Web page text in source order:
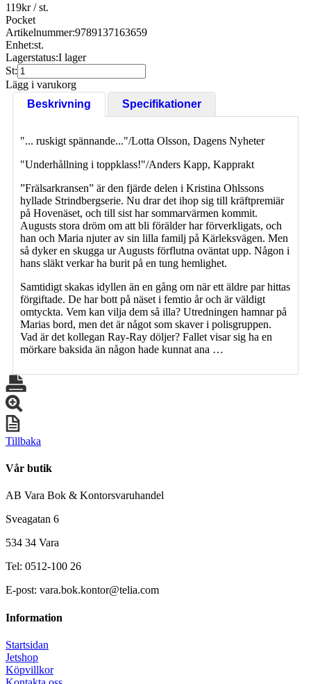
119kr/ st.
Pocket
Artikelnummer:9789137163659
Enhet:st.
Lagerstatus:I lager
St:
Lägg i varukorg
Beskrivning
Specifikationer
"... ruskigt spännande..."/Lotta Olsson, Dagens Nyheter
"Underhållning i toppklass!"/Anders Kapp, Kapprakt
”Frälsarkransen” är den fjärde delen i Kristina Ohlssons
hyllade Strindbergserie. Nu drar det ihop sig till kräftpremiär
på Hovenäset, och till sist har sommarvärmen kommit.
Augusts stora dröm om att bli förälder har förverkligats, och
han och Maria njuter av sin lilla familj på Kärleksvägen. Men
så dyker en skugga ur Augusts förflutna oväntat upp. Någon i
hans släkt verkar ha burit på en tung hemlighet.
Samtidigt skakas idyllen än en gång om när ett äldre par hittas
förgiftade. De har bott på näset i femtio år och är väldigt
omtyckta. Vem kan vilja dem så illa? Utredningen hamnar på
Marias bord, men det är något som skaver i polisgruppen.
Vad är det kollegan Ray-Ray döljer? Fallet visar sig ha en
mörkare baksida än någon hade kunnat ana …
Tillbaka
Vår butik
AB Vara Bok & Kontorsvaruhandel
Sveagatan 6
534 34 Vara
Tel: 0512-100 26
E-post: vara.bok.kontor@telia.com
Information
Startsidan
Jetshop
Köpvillkor